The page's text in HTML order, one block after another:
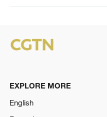
EXPLORE MORE
English